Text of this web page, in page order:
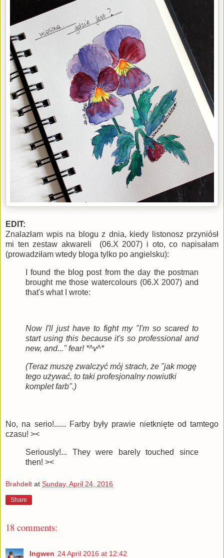
EDIT:
Znalazłam wpis na blogu z dnia, kiedy listonosz przyniósł
mi ten zestaw akwareli (06.X 2007) i oto, co napisałam
(prowadziłam wtedy bloga tylko po angielsku):
I found the blog post from the day the postman
brought me those watercolours (06.X 2007) and
that's what I wrote:
Now I'll just have to fight my "I'm so scared to
start using this because it's so professional and
new, and..." fear! *^v^*
(Teraz muszę zwalczyć mój strach, że "jak mogę
tego używać, to taki profesjonalny nowiutki
komplet farb".)
No, na serio!...... Farby były prawie nietknięte od tamtego
czasu! ><
Seriously!... They were barely touched since
then! ><
Brahdelt at Sunday, April 24, 2016
Share
18 comments:
Ingwen 24 April 2016 at 12:42